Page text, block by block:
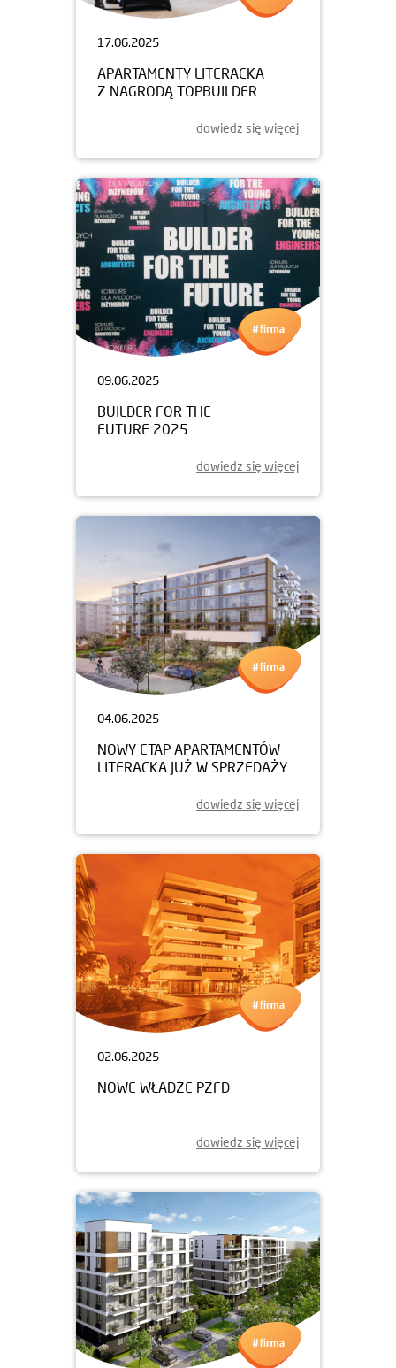
17.06.2025
APARTAMENTY LITERACKA
Z NAGRODĄ TOPBUILDER
dowiedz się więcej
09.06.2025
BUILDER FOR THE
FUTURE 2025
dowiedz się więcej
04.06.2025
NOWY ETAP APARTAMENTÓW
LITERACKA JUŻ W SPRZEDAŻY
dowiedz się więcej
02.06.2025
NOWE WŁADZE PZFD
dowiedz się więcej